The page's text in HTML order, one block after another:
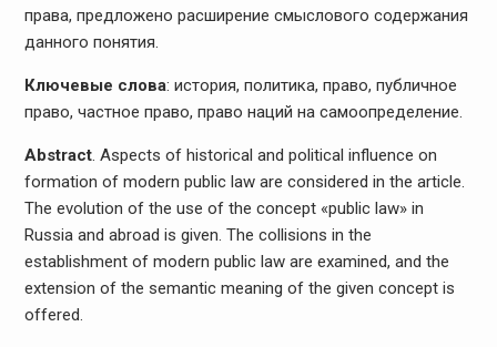
права, предложено расширение смыслового содержания
данного понятия.
Ключевые слова: история, политика, право, публичное
право, частное право, право наций на самоопределение.
Abstract. Aspects of historical and political influence on
formation of modern public law are considered in the article.
The evolution of the use of the concept «public law» in
Russia and abroad is given. The collisions in the
establishment of modern public law are examined, and the
extension of the semantic meaning of the given concept is
offered.